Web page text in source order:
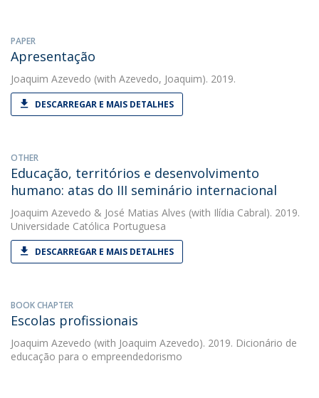
PAPER
Apresentação
Joaquim Azevedo (with Azevedo, Joaquim). 2019.
DESCARREGAR E MAIS DETALHES
OTHER
Educação, territórios e desenvolvimento
humano: atas do III seminário internacional
Joaquim Azevedo & José Matias Alves (with Ilídia Cabral). 2019.
Universidade Católica Portuguesa
DESCARREGAR E MAIS DETALHES
BOOK CHAPTER
Escolas profissionais
Joaquim Azevedo (with Joaquim Azevedo). 2019. Dicionário de
educação para o empreendedorismo